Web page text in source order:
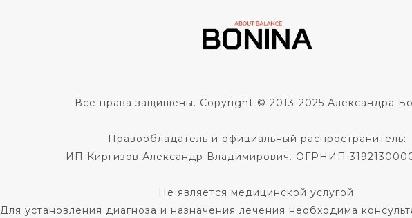
Все права защищены. Copyright © 2013-2025 Александра
Правообладатель и официальный распространитель:
ИП Киргизов Александр Владимирович. ОГРНИП
Не является медицинской услугой.
Для установления диагноза и назначения лечения необходима